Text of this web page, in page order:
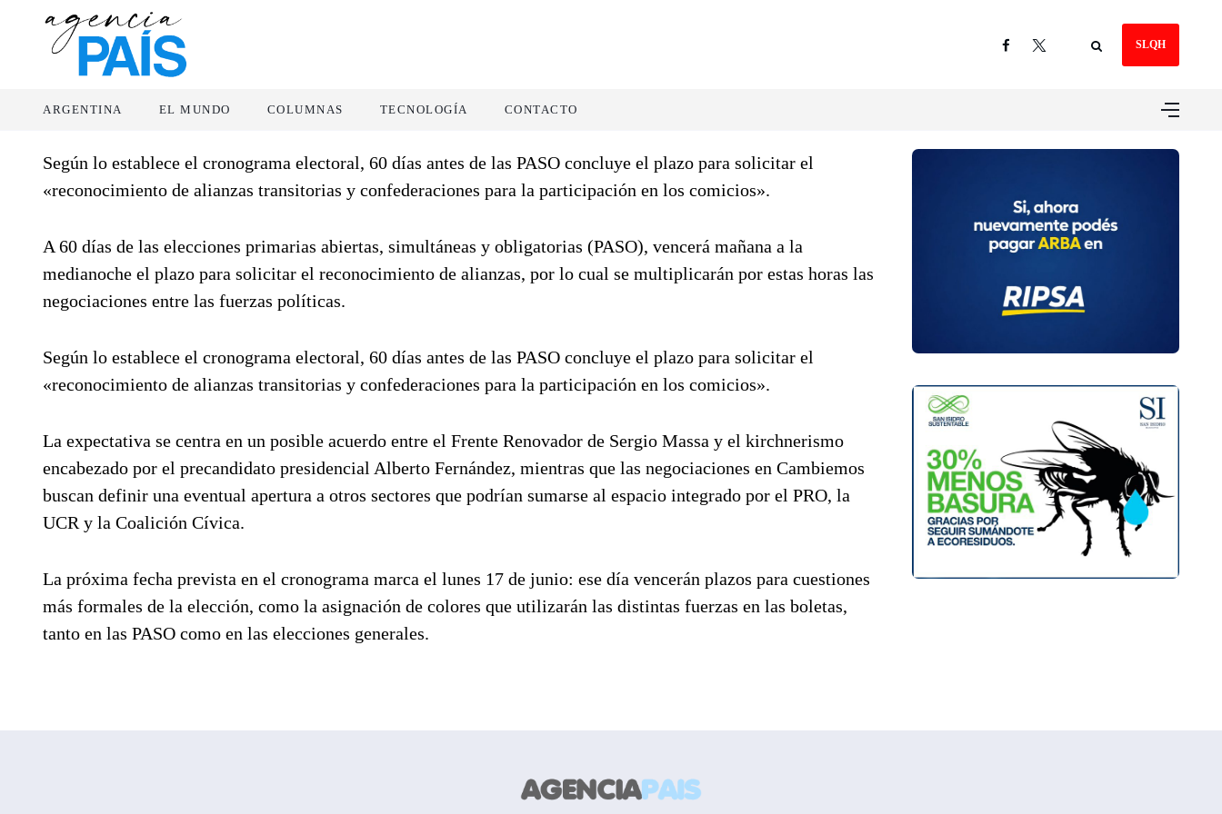
SLQH
ARGENTINA EL MUNDO COLUMNAS TECNOLOGÍA CONTACTO
Según lo establece el cronograma electoral, 60 días antes de las PASO concluye el plazo para solicitar el
«reconocimiento de alianzas transitorias y confederaciones para la participación en los comicios».
A 60 días de las elecciones primarias abiertas, simultáneas y obligatorias (PASO), vencerá mañana a la
medianoche el plazo para solicitar el reconocimiento de alianzas, por lo cual se multiplicarán por estas horas las
negociaciones entre las fuerzas políticas.
Según lo establece el cronograma electoral, 60 días antes de las PASO concluye el plazo para solicitar el
«reconocimiento de alianzas transitorias y confederaciones para la participación en los comicios».
La expectativa se centra en un posible acuerdo entre el Frente Renovador de Sergio Massa y el kirchnerismo
encabezado por el precandidato presidencial Alberto Fernández, mientras que las negociaciones en Cambiemos
buscan definir una eventual apertura a otros sectores que podrían sumarse al espacio integrado por el PRO, la
UCR y la Coalición Cívica.
La próxima fecha prevista en el cronograma marca el lunes 17 de junio: ese día vencerán plazos para cuestiones
más formales de la elección, como la asignación de colores que utilizarán las distintas fuerzas en las boletas,
tanto en las PASO como en las elecciones generales.